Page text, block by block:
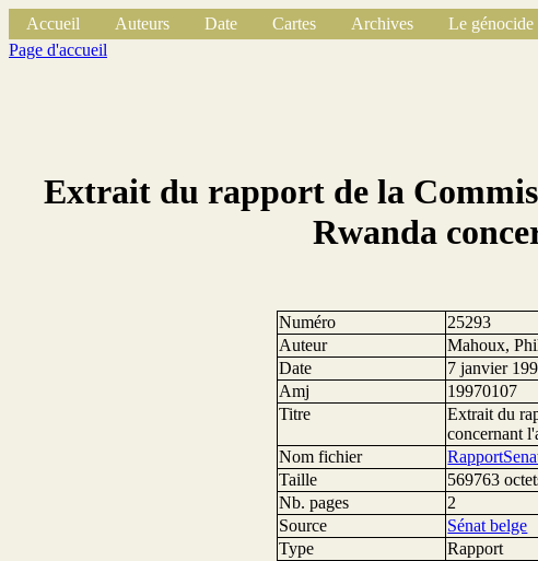
Accueil Auteurs Date Cartes Archives Le génocide
Page d'accueil
Extrait du rapport de la
Rwanda
Numéro
25293
Auteur
Mahoux,
Date
7 janvier
Amj
19970107
Titre
Extrait du
concernant
Nom fichier
Taille
569763
Nb. pages
2
Source
Sénat belge
Type
Rapport